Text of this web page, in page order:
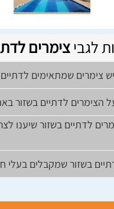
לגביצימרים
צימרים שמתאימים
הצימרים לדתיים בשזור
לדתיים בשזור שיענו
בשזור שמקבלים בעלי